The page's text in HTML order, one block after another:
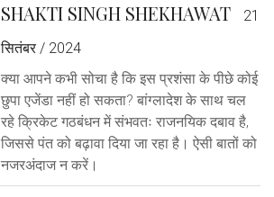
SHAKTI SINGH SHEKHAWAT
21
सितंबर / 2024
क्या आपने कभी सोचा है कि इस प्रशंसा के पीछे कोई
छुपा एजेंडा नहीं हो सकता? बांग्लादेश के साथ चल
रहे क्रिकेट गठबंधन में संभवतः राजनयिक दबाव है,
जिससे पंत को बढ़ावा दिया जा रहा है। ऐसी बातों को
नजरअंदाज न करें।